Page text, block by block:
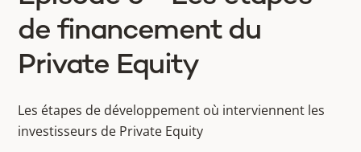
de financement du
Private Equity
Les étapes de développement où interviennent les
investisseurs de Private Equity